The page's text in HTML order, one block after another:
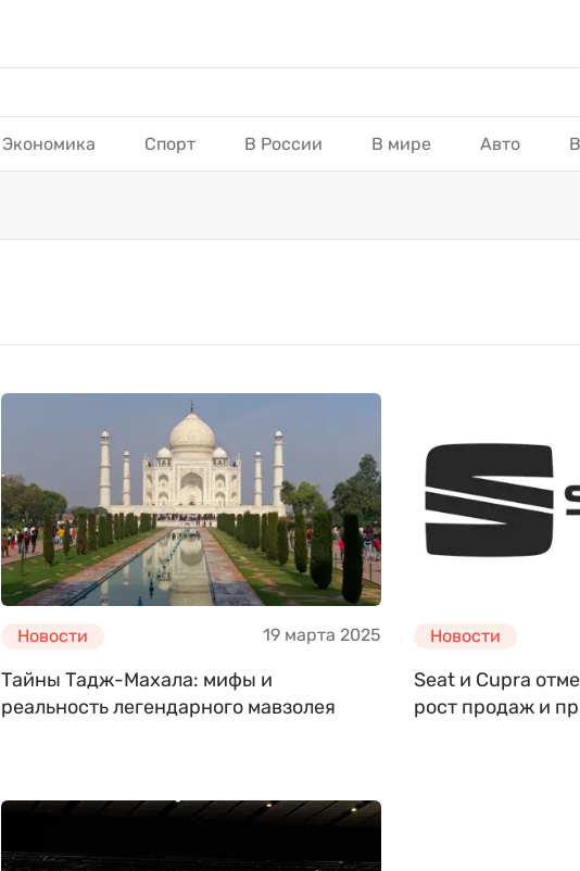
Экономика Спорт В России В мире Авто
Новости 19 марта 2025
Тайны Тадж-Махала: мифы и
реальность легендарного мавзолея
Новости
Seat и Cupra
рост продаж и